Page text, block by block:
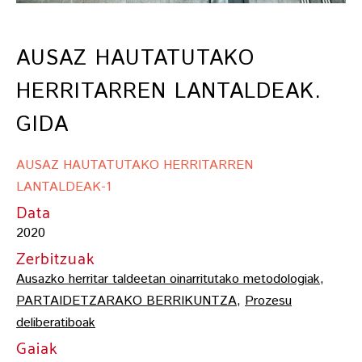
AUSAZ HAUTATUTAKO
HERRITARREN LANTALDEAK.
GIDA
AUSAZ HAUTATUTAKO HERRITARREN
LANTALDEAK-1
Data
2020
Zerbitzuak
Ausazko herritar taldeetan oinarritutako metodologiak,
PARTAIDETZARAKO BERRIKUNTZA, Prozesu
deliberatiboak
Gaiak